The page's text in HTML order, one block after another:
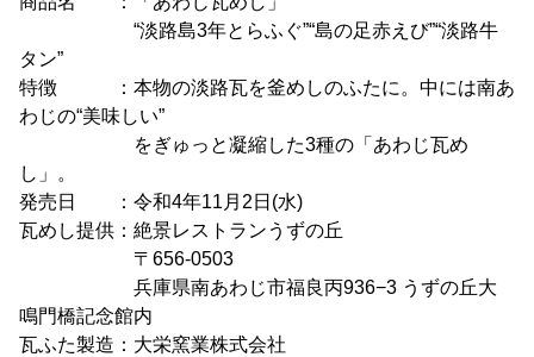
“淡路島3年とらふぐ”“島の足赤えび”“淡路牛
タン”
特徴 ：本物の淡路瓦を釜めしのふたに。中には南あ
わじの“美味しい”
をぎゅっと凝縮した3種の「あわじ瓦め
し」。
発売日 ：令和4年11月2日(水)
瓦めし提供：絶景レストランうずの丘
〒656-0503
兵庫県南あわじ市福良丙936−3 うずの丘大
鳴門橋記念館内
瓦ふた製造：大栄窯業株式会社